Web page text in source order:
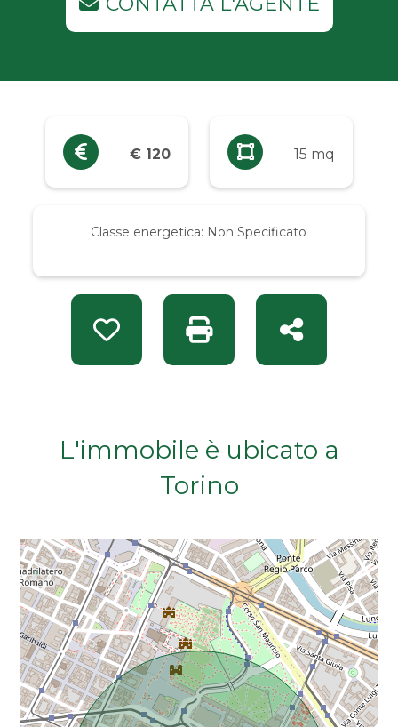
€ 120 15 mq
Classe energetica: Non Specificato
Preferiti: Rif. KEY 1505Stampa: Rif. KEY 1505
Condividi
L'immobile è ubicato a
Torino
Prezzo
Da € 10.000 a € 20.000
Da € 200.000 a € 400.000
Da € 400.000 a € 600.000
Da € 600.000 a € 800.000